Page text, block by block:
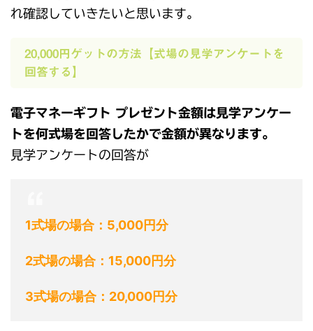
れ確認していきたいと思います。
20,000円ゲットの方法【式場の見学アンケートを
回答する】
電子マネーギフト プレゼント金額は見学アンケー
トを何式場を回答したかで金額が異なります。
見学アンケートの回答が
1式場の場合：5,000円分
2式場の場合：15,000円分
3式場の場合：20,000円分